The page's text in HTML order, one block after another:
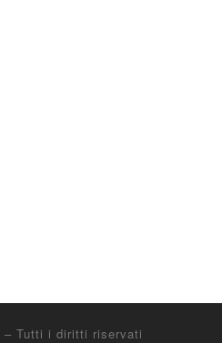
– Tutti i diritti riservati